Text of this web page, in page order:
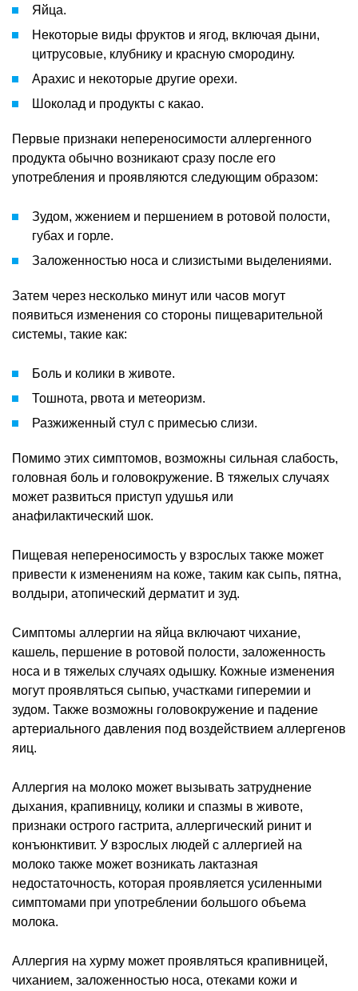
Яйца.
Некоторые виды фруктов и ягод, включая дыни,
цитрусовые, клубнику и красную смородину.
Арахис и некоторые другие орехи.
Шоколад и продукты с какао.
Первые признаки непереносимости аллергенного
продукта обычно возникают сразу после его
употребления и проявляются следующим образом:
Зудом, жжением и першением в ротовой полости,
губах и горле.
Заложенностью носа и слизистыми выделениями.
Затем через несколько минут или часов могут
появиться изменения со стороны пищеварительной
системы, такие как:
Боль и колики в животе.
Тошнота, рвота и метеоризм.
Разжиженный стул с примесью слизи.
Помимо этих симптомов, возможны сильная слабость,
головная боль и головокружение. В тяжелых случаях
может развиться приступ удушья или
анафилактический шок.
Пищевая непереносимость у взрослых также может
привести к изменениям на коже, таким как сыпь, пятна,
волдыри, атопический дерматит и зуд.
Симптомы аллергии на яйца включают чихание,
кашель, першение в ротовой полости, заложенность
носа и в тяжелых случаях одышку. Кожные изменения
могут проявляться сыпью, участками гиперемии и
зудом. Также возможны головокружение и падение
артериального давления под воздействием аллергенов
яиц.
Аллергия на молоко может вызывать затруднение
дыхания, крапивницу, колики и спазмы в животе,
признаки острого гастрита, аллергический ринит и
конъюнктивит. У взрослых людей с аллергией на
молоко также может возникать лактазная
недостаточность, которая проявляется усиленными
симптомами при употреблении большого объема
молока.
Аллергия на хурму может проявляться крапивницей,
чиханием, заложенностью носа, отеками кожи и